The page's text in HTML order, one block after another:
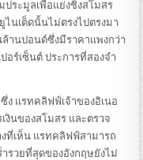
ประมูลเพื่อแย่งชิงสโมสร
นเต็ดนั้นไม่ตรงไปตรงมา
านปอนด์ซึ่งมีราคาแพงกว่า
ปอร์เซ็นต์ประการที่สองจํา
ซึ่ง แรทคลิฟฟ์เจ้าของอิเนอ
งินของสโมสร และตรวจ
ที่เห็น แรทคลิฟฟ์สามารถ
รวยที่สุดของอังกฤษยังไม่